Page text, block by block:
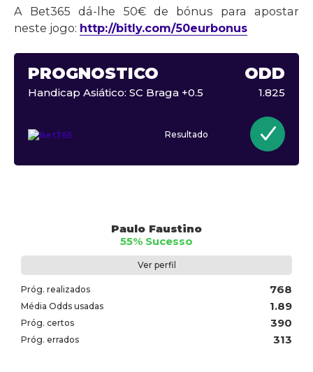
A Bet365 dá-lhe 50€ de bónus para apostar
neste jogo: http://bitly.com/50eurbonus
PROGNÓSTICO ODD
Handicap Asiático: SC Braga +0.5 1.825
Resultado
Paulo Faustino
55% Sucesso
Ver perfil
Próg. realizados 768
Média Odds usadas 1.89
Próg. certos 390
Próg. errados 313